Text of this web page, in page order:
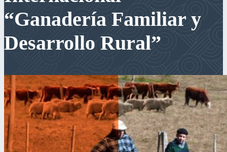
“Ganadería Familiar y
Desarrollo Rural”